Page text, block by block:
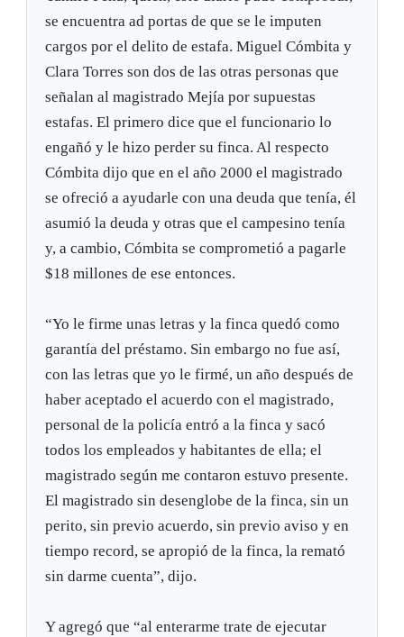
se encuentra ad portas de que se le imputen
cargos por el delito de estafa. Miguel Cómbita y
Clara Torres son dos de las otras personas que
señalan al magistrado Mejía por supuestas
estafas. El primero dice que el funcionario lo
engañó y le hizo perder su finca. Al respecto
Cómbita dijo que en el año 2000 el magistrado
se ofreció a ayudarle con una deuda que tenía, él
asumió la deuda y otras que el campesino tenía
y, a cambio, Cómbita se comprometió a pagarle
$18 millones de ese entonces.
“Yo le firme unas letras y la finca quedó como
garantía del préstamo. Sin embargo no fue así,
con las letras que yo le firmé, un año después de
haber aceptado el acuerdo con el magistrado,
personal de la policía entró a la finca y sacó
todos los empleados y habitantes de ella; el
magistrado según me contaron estuvo presente.
El magistrado sin desenglobe de la finca, sin un
perito, sin previo acuerdo, sin previo aviso y en
tiempo record, se apropió de la finca, la remató
sin darme cuenta”, dijo.
Y agregó que “al enterarme trate de ejecutar